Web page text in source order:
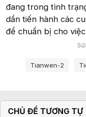
đang trong tình
dần tiến hành các
để chuẩn bị cho
Từ khóa
Tianwen-2
CHỦ ĐỀ TƯƠNG TỰ